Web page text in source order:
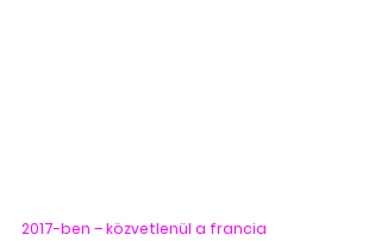
2017-ben – közvetlenül a francia